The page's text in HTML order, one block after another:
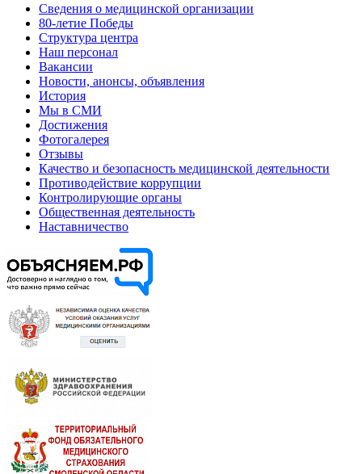
Сведения о медицинской организации
80-летие Победы
Структура центра
Наш персонал
Вакансии
Новости, анонсы, объявления
История
Мы в СМИ
Достижения
Фотогалерея
Отзывы
Качество и безопасность медицинской деятельности
Противодействие коррупции
Контролирующие органы
Общественная деятельность
Наставничество